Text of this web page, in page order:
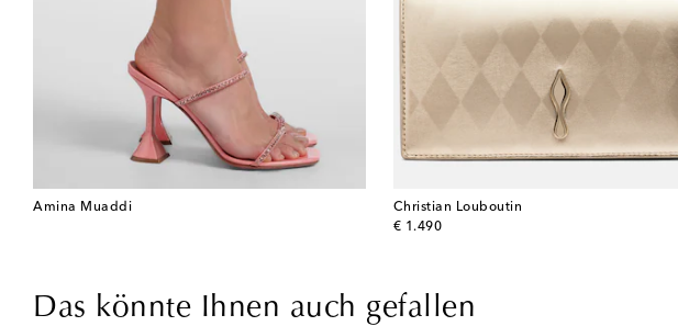
Amina Muaddi
Christian Louboutin
€ 1.490
original price
Das könnte Ihnen auch gefallen